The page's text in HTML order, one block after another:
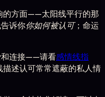
的方面——太阳线平行的那
诉你你如何被认可；命运
和连接——请看感情线指
述认可常常遮蔽的私人情